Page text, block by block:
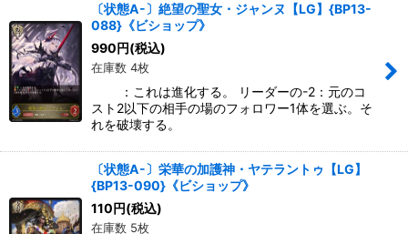
〔状態A-〕絶望の聖女・ジャンヌ【LG】{BP13-
088}《ビショップ》
990円(税込)
在庫数 4枚
：これは進化する。 リーダーの-2：元のコ
スト2以下の相手の場のフォロワー1体を選ぶ。そ
れを破壊する。
〔状態A-〕栄華の加護神・ヤテラントゥ【LG】
{BP13-090}《ビショップ》
110円(税込)
在庫数 5枚